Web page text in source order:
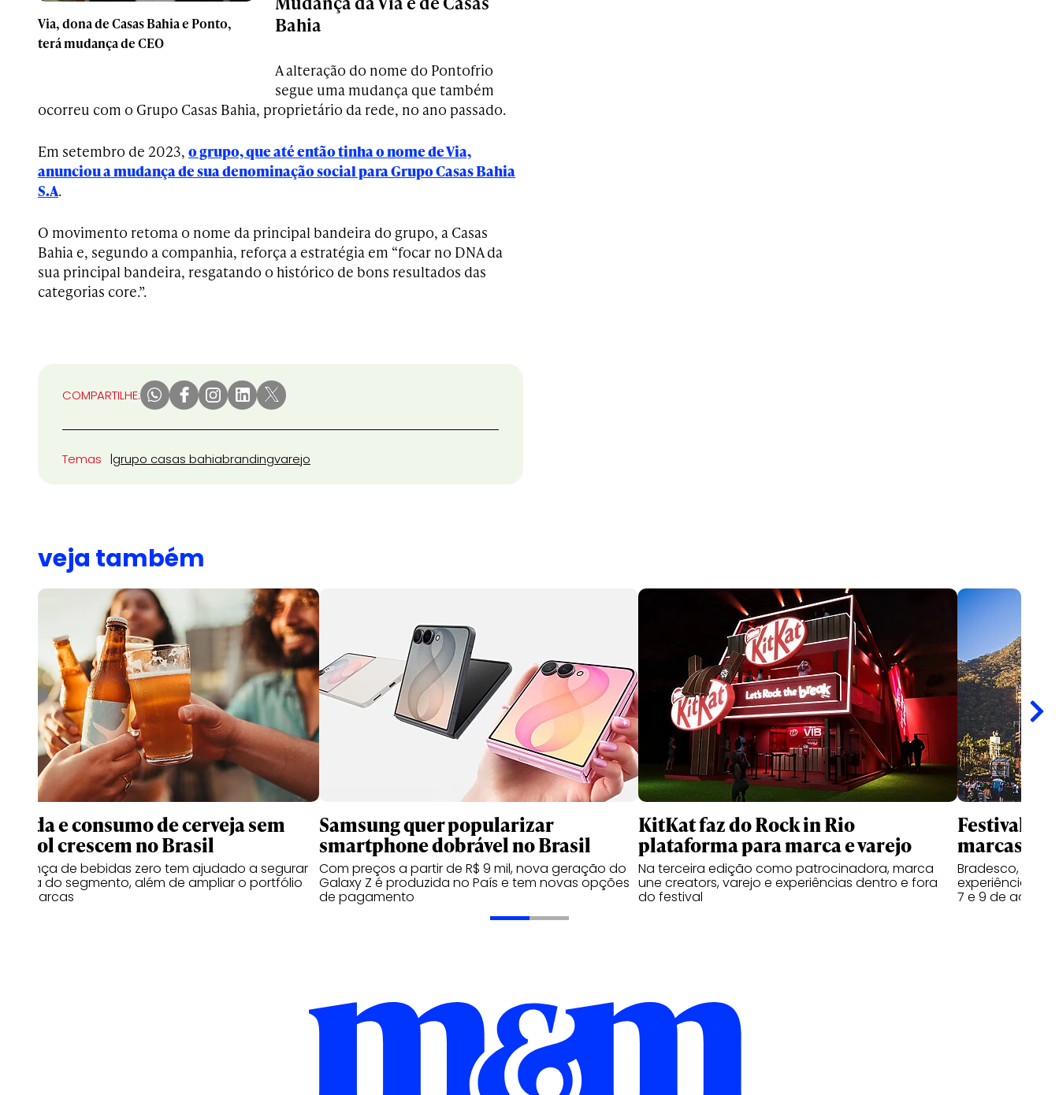
Via, dona de Casas Bahia e Ponto,
terá mudança de CEO
Bahia
A alteração do nome do Pontofrio
segue uma mudança que também
ocorreu com o Grupo Casas Bahia, proprietário da rede, no ano passado.
Em setembro de 2023, o grupo, que até então tinha o nome de Via,
anunciou a mudança de sua denominação social para Grupo Casas Bahia
S.A.
O movimento retoma o nome da principal bandeira do grupo, a Casas
Bahia e, segundo a companhia, reforça a estratégia em “focar no DNA da
sua principal bandeira, resgatando o histórico de bons resultados das
categorias core.”.
COMPARTILHE:
Temas grupo casas bahiabrandingvarejo
veja também
Venda e consumo de cerveja sem
álcool crescem no Brasil
Presença de bebidas zero tem ajudado a segurar
queda do segmento, além de ampliar o portfólio
das marcas
Samsung quer popularizar
smartphone dobrável no Brasil
Com preços a partir de R$ 9 mil, nova geração do
Galaxy Z é produzida no País e tem novas opções
de pagamento
KitKat faz do Rock in Rio
plataforma para marca e varejo
Na terceira edição como patrocinadora, marca
une creators, varejo e experiências dentro e fora
do festival
Festival
marcas na
Bradesco,
experiências ao
7 e 9 de agosto